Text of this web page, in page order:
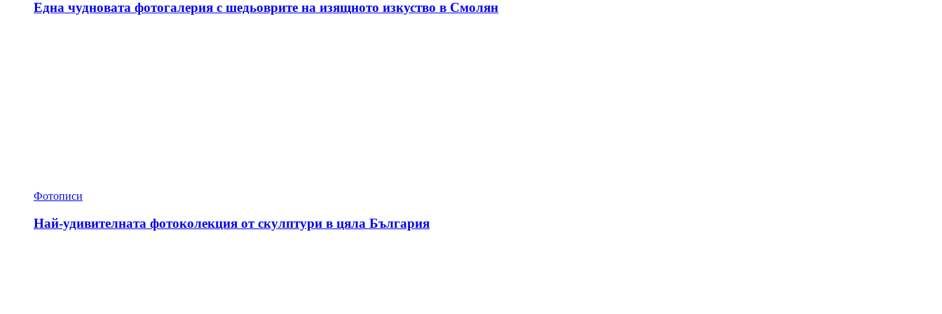
Една чудновата фотогалерия с шедьоврите на изящното изкуство в Смолян
Фотописи
Най-удивителната фотоколекция от скулптури в цяла България